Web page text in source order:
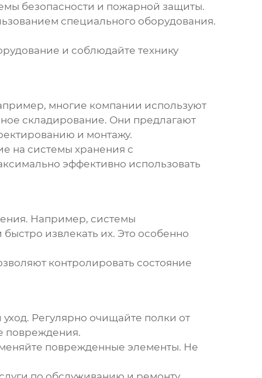
безопасности и пожарной защиты.
специального оборудования.
и соблюдайте технику
многие компании используют
складирование. Они предлагают
и монтажу.
на системы хранения с
эффективно использовать
Например, системы
извлекать их. Это особенно
контролировать состояние
Регулярно очищайте полки от
повреждения.
поврежденные элементы. Не